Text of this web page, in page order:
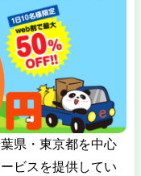
県・東京都を中心
ビスを提供してい